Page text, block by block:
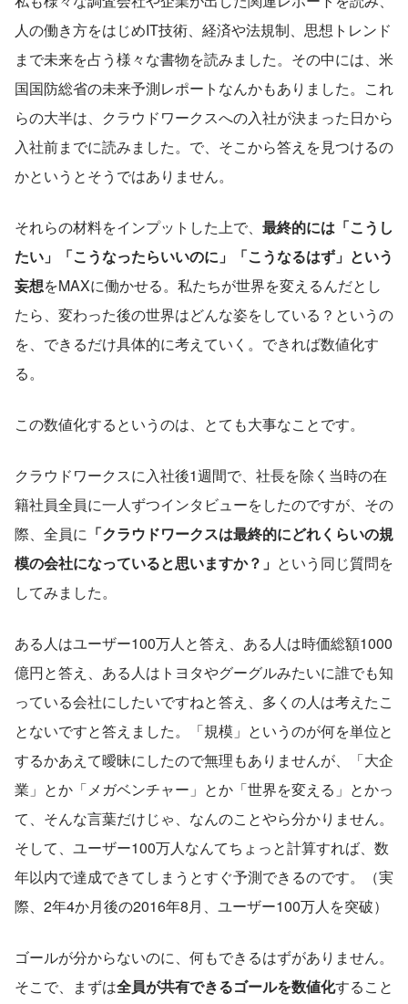
人の働き方をはじめIT技術、経済や法規制、思想トレンド
まで未来を占う様々な書物を読みました。その中には、米
国国防総省の未来予測レポートなんかもありました。これ
らの大半は、クラウドワークスへの入社が決まった日から
入社前までに読みました。で、そこから答えを見つけるの
かというとそうではありません。
それらの材料をインプットした上で、 最終的には「こうし
たい」「こうなったらいいのに」「こうなるはず」という
妄想をMAXに働かせる。私たちが世界を変えるんだとし
たら、変わった後の世界はどんな姿をしている？というの
を、できるだけ具体的に考えていく。できれば数値化す
る。
この数値化するというのは、とても大事なことです。
クラウドワークスに入社後1週間で、社長を除く当時の在
籍社員全員に一人ずつインタビューをしたのですが、その
際、全員に 「クラウドワークスは最終的にどれくらいの規
模の会社になっていると思いますか？」 という同じ質問を
してみました。
ある人はユーザー100万人と答え、ある人は時価総額1000
億円と答え、ある人はトヨタやグーグルみたいに誰でも知
っている会社にしたいですねと答え、多くの人は考えたこ
とないですと答えました。「規模」というのが何を単位と
するかあえて曖昧にしたので無理もありませんが、「大企
業」とか「メガベンチャー」とか「世界を変える」とかっ
て、そんな言葉だけじゃ、なんのことやら分かりません。
そして、ユーザー100万人なんてちょっと計算すれば、数
年以内で達成できてしまうとすぐ予測できるのです。（実
際、2年4か月後の2016年8月、ユーザー100万人を突破）
ゴールが分からないのに、何もできるはずがありません。
そこで、まずは全員が共有できるゴールを数値化すること